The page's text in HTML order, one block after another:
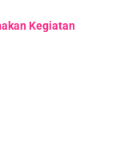
Kegiatan